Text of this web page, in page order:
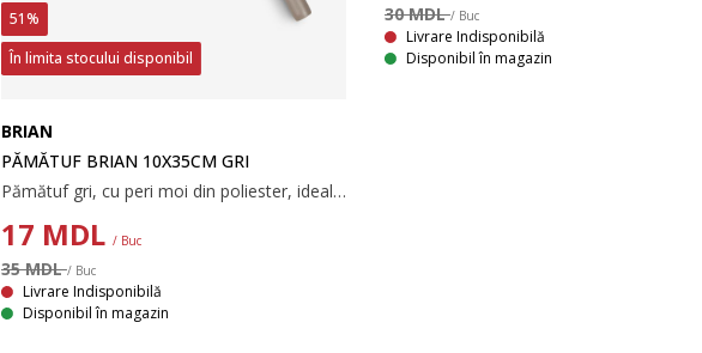
51%
În limita stocului disponibil
BRIAN
PĂMĂTUF BRIAN 10X35CM GRI
Pămătuf gri, cu peri moi din poliester, ideal pentru suprafețe delicate. Mânerul său extensibil ajută la atingerea punctelor înalte și a spațiilor înguste. Dimensiunea sa asigură o depozitare ușoară. Ø10x35-82 cm
17 MDL / Buc
35 MDL/ Buc
Livrare Indisponibilă
Disponibil în magazin
30 MDL/ Buc
Livrare Indisponibilă
Disponibil în magazin